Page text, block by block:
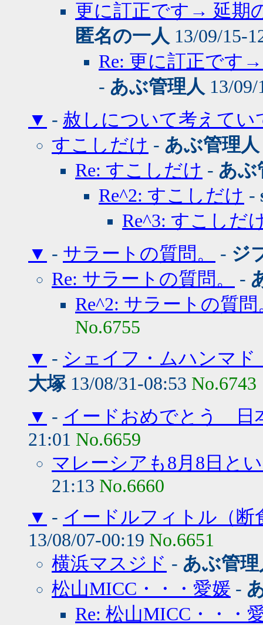
更に訂正です→ 延期
匿名の一人 13/09/15-
Re: 更に訂正です
- あぶ管理人 13/
▼ - 赦しについて考えてい
すこしだけ - あぶ管理人
Re: すこしだけ - あぶ
Re^2: すこしだけ -
Re^3: すこしだ
▼ - サラートの質問。 - ジ
Re: サラートの質問。
-
Re^2: サラートの質問
No.6755
▼ - シェイフ・ムハンマ
大塚13/08/31-08:53 No.6743
▼ - イードおめでとう 日
21:01 No.6659
マレーシアも8月8日と
21:13 No.6660
▼ - イードルフィトル（
13/08/07-00:19 No.6651
横浜マスジド - あぶ管理
松山MICC・・・愛媛 -
Re: 松山MICC・・・